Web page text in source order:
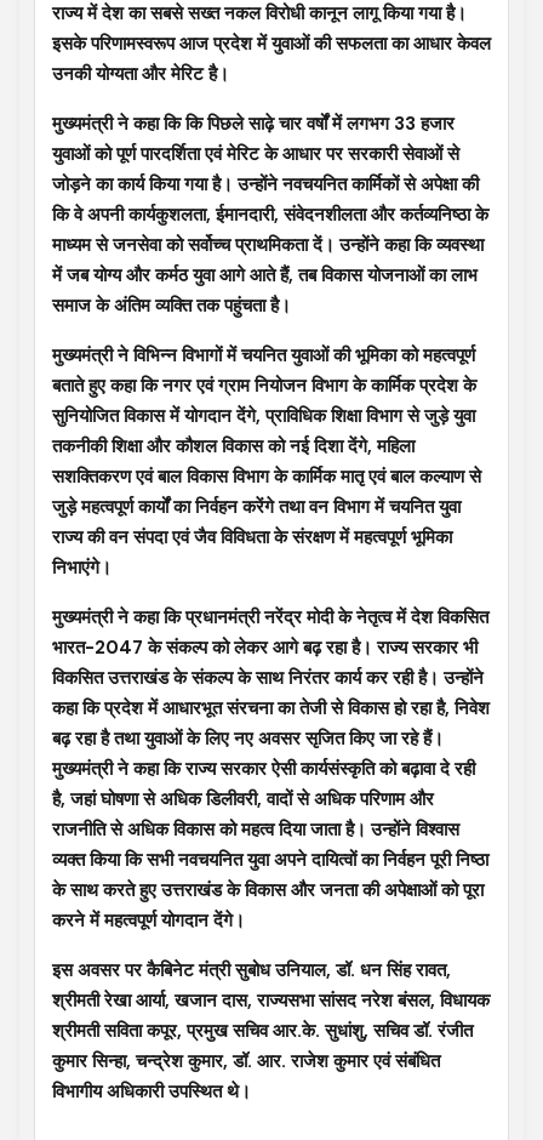
राज्य में देश का सबसे सख्त नकल विरोधी कानून लागू किया गया है।
इसके परिणामस्वरूप आज प्रदेश में युवाओं की सफलता का आधार केवल
उनकी योग्यता और मेरिट है।
मुख्यमंत्री ने कहा कि कि पिछले साढ़े चार वर्षों में लगभग 33 हजार
युवाओं को पूर्ण पारदर्शिता एवं मेरिट के आधार पर सरकारी सेवाओं से
जोड़ने का कार्य किया गया है। उन्होंने नवचयनित कार्मिकों से अपेक्षा की
कि वे अपनी कार्यकुशलता, ईमानदारी, संवेदनशीलता और कर्तव्यनिष्ठा के
माध्यम से जनसेवा को सर्वोच्च प्राथमिकता दें। उन्होंने कहा कि व्यवस्था
में जब योग्य और कर्मठ युवा आगे आते हैं, तब विकास योजनाओं का लाभ
समाज के अंतिम व्यक्ति तक पहुंचता है।
मुख्यमंत्री ने विभिन्न विभागों में चयनित युवाओं की भूमिका को महत्वपूर्ण
बताते हुए कहा कि नगर एवं ग्राम नियोजन विभाग के कार्मिक प्रदेश के
सुनियोजित विकास में योगदान देंगे, प्राविधिक शिक्षा विभाग से जुड़े युवा
तकनीकी शिक्षा और कौशल विकास को नई दिशा देंगे, महिला
सशक्तिकरण एवं बाल विकास विभाग के कार्मिक मातृ एवं बाल कल्याण से
जुड़े महत्वपूर्ण कार्यों का निर्वहन करेंगे तथा वन विभाग में चयनित युवा
राज्य की वन संपदा एवं जैव विविधता के संरक्षण में महत्वपूर्ण भूमिका
निभाएंगे।
मुख्यमंत्री ने कहा कि प्रधानमंत्री नरेंद्र मोदी के नेतृत्व में देश विकसित
भारत-2047 के संकल्प को लेकर आगे बढ़ रहा है। राज्य सरकार भी
विकसित उत्तराखंड के संकल्प के साथ निरंतर कार्य कर रही है। उन्होंने
कहा कि प्रदेश में आधारभूत संरचना का तेजी से विकास हो रहा है, निवेश
बढ़ रहा है तथा युवाओं के लिए नए अवसर सृजित किए जा रहे हैं।
मुख्यमंत्री ने कहा कि राज्य सरकार ऐसी कार्यसंस्कृति को बढ़ावा दे रही
है, जहां घोषणा से अधिक डिलीवरी, वादों से अधिक परिणाम और
राजनीति से अधिक विकास को महत्व दिया जाता है। उन्होंने विश्वास
व्यक्त किया कि सभी नवचयनित युवा अपने दायित्वों का निर्वहन पूरी निष्ठा
के साथ करते हुए उत्तराखंड के विकास और जनता की अपेक्षाओं को पूरा
करने में महत्वपूर्ण योगदान देंगे।
इस अवसर पर कैबिनेट मंत्री सुबोध उनियाल, डॉ. धन सिंह रावत,
श्रीमती रेखा आर्या, खजान दास, राज्यसभा सांसद नरेश बंसल, विधायक
श्रीमती सविता कपूर, प्रमुख सचिव आर.के. सुधांशु, सचिव डॉ. रंजीत
कुमार सिन्हा, चन्द्रेश कुमार, डॉ. आर. राजेश कुमार एवं संबंधित
विभागीय अधिकारी उपस्थित थे।